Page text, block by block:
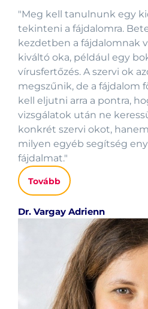
"Meg kell tanulnunk egy
tekinteni a fájdalomra.
kezdetben a fájdalomnak
kiváltó oka, például egy
vírusfertőzés. A szervi ok
megszűnik, de a fájdalom
kell eljutni arra a pontra,
vizsgálatok után ne
konkrét szervi okot,
milyen egyéb segítség
fájdalmat."
Tovább
Dr. Vargay Adrienn